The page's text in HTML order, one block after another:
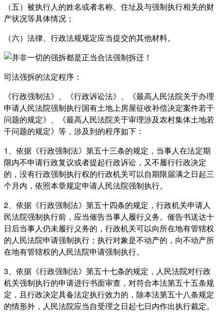
（五）被执行人的姓名或者名称、住址及与强制执行相关的财
产状况等具体情况；
（六）法律、行政法规规定应当提交的其他材料。
司法强拆的法定程序：
《行政强制法》、《行政诉讼法》、《最高人民法院关于办理
申请人民法院强制执行国有土地上房屋征收补偿决定案件若干
问题的规定》、《最高人民法院关于审理涉及农村集体土地若
干问题的规定》等，涉及到的程序如下：
1、依据《行政强制法》第五十三条的规定，当事人在法定期
限内不申请行政复议或者提起行政诉讼，又不履行行政决定
的，没有行政强制执行权的行政机关可以自期限届满之日起三
个月内，依照本章规定申请人民法院强制执行。
2、依据《行政强制法》第五十四条的规定，行政机关申请人
民法院强制执行前，应当催告当事人履行义务。催告书送达十
日后当事人仍未履行义务的，行政机关可以向所在地有管辖权
的人民法院申请强制执行；执行对象是不动产的，向不动产所
在地有管辖权的人民法院申请强制执行。
3、依据《行政强制法》第五十七条的规定，人民法院对行政
机关强制执行的申请进行书面审查，对符合本法第五十五条规
定，且行政决定具备法定执行效力的，除本法第五十八条规定
的情形外，人民法院应当自受理之日起七日内作出执行裁定。